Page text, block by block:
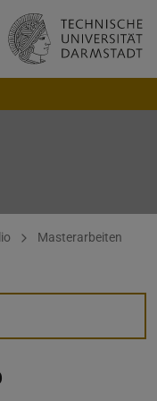
Masterarbeiten